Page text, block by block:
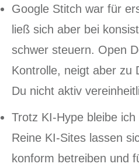
Google Stitch war für
ließ sich aber bei
schwer steuern. Open
Kontrolle, neigt aber zu
Du nicht aktiv
Trotz KI-Hype bleibe
Reine KI-Sites lassen
konform betreiben und